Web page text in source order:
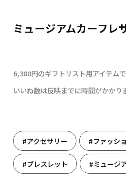
ミュージアムカーフレ
6,380円のギフトリスト用アイテム
いいね数は反映までに時間がかかり
#アクセサリー #ファッシ
#ブレスレット #ミュージ